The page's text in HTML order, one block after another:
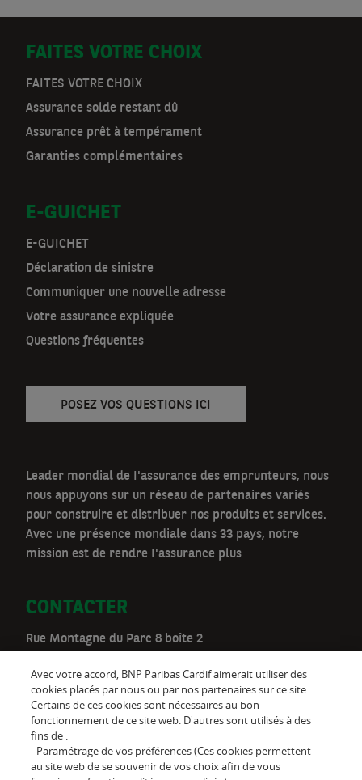
D
o
o
r
a
t
n
a
v
FAITES VOTRE CHOIX
FAITES VOTRE CHOIX
Assurance solde restant dû
Assurance prêt à tempérament
Garanties complémentaires
E-GUICHET
E-GUICHET
Déclaration de sinistre
Communiquer une nouvelle adresse
Votre assurance expliquée
Questions fréquentes
POSEZ VOS QUESTIONS ICI
Leader mondial de I'assurance des emprunteurs, nous
nous appuyons sur un réseau de partenaires variés
pour construire et distribuer nos produits et services.
Avec une présence mondiale dans 33 pays, notre
mission est de rendre I'assurance plus
CONTACTER
Rue Montagne du Parc 8 boîte 2
Téléphone:02 528 00 03
be.customer@cardif.be
Suivez-nous sur
Avec votre accord, BNP Paribas Cardif aimerait utiliser des
cookies placés par nous ou par nos partenaires sur ce site.
Certains de ces cookies sont nécessaires au bon
fonctionnement de ce site web. D'autres sont utilisés à des
fins de :
- Paramétrage de vos préférences (Ces cookies permettent
au site web de se souvenir de vos choix afin de vous